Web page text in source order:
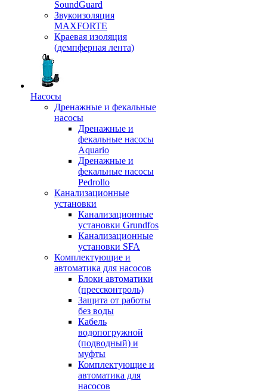
SoundGuard
Звукоизоляция
MAXFORTE
Краевая изоляция
(демпферная лента)
Насосы
Дренажные и фекальные
насосы
Дренажные и
фекальные насосы
Aquario
Дренажные и
фекальные насосы
Pedrollo
Канализационные
установки
Канализационные
установки Grundfos
Канализационные
установки SFA
Комплектующие и
автоматика для насосов
Блоки автоматики
(прессконтроль)
Защита от работы
без воды
Кабель
водопогружной
(подводный) и
муфты
Комплектующие и
автоматика для
насосов